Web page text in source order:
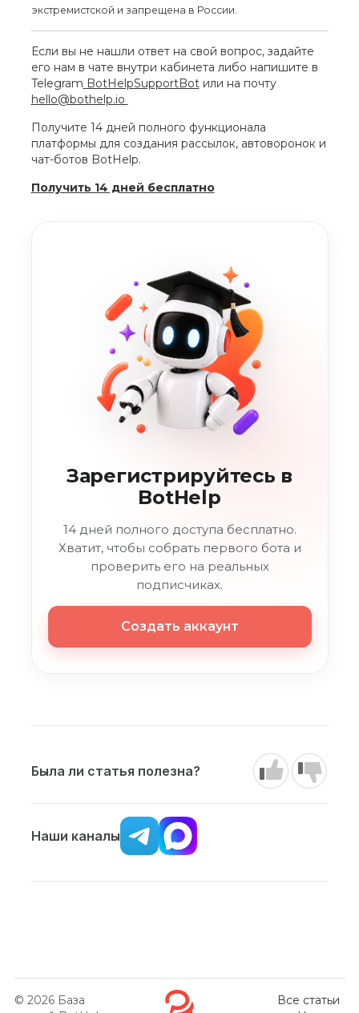
экстремистской и запрещена в России.
Если вы не нашли ответ на свой вопрос, задайте
его нам в чате внутри кабинета либо напишите в
Telegram BotHelpSupportBotили на почту
hello@bothelp.io
Получите 14 дней полного функционала
платформы для создания рассылок, автоворонок и
чат-ботов BotHelp.
Получить 14 дней бесплатно
Зарегистрируйтесь в
BotHelp
14 дней полного доступа бесплатно.
Хватит, чтобы собрать первого бота и
проверить его на реальных
подписчиках.
Создать аккаунт
Была ли статья полезна?
Наши каналы
© 2026 База
Все статьи